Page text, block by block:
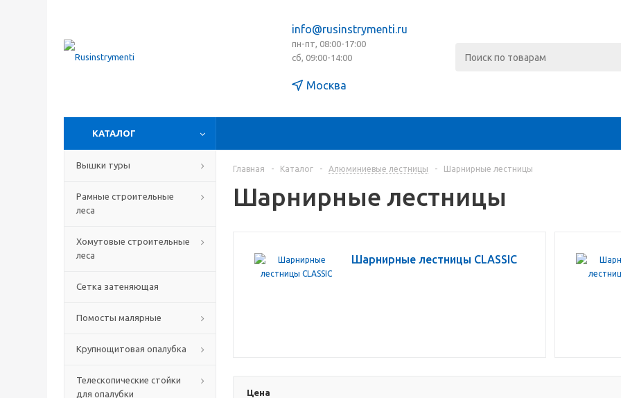
info@rusinstrymenti.ru
пн-пт, 08:00-17:00
сб, 09:00-14:00
Москва
КАТАЛОГ
Вышки туры
Рамные строительные
леса
Хомутовые строительные
леса
Сетка затеняющая
Помосты малярные
Крупнощитовая опалубка
Телескопические стойки
для опалубки
Главная - Каталог - Алюминиевые лестницы - Шарнирные лестницы
Шарнирные лестницы
Шарнирные лестницы CLASSIC
Цена